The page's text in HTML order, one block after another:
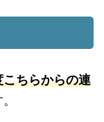
ちらからの連